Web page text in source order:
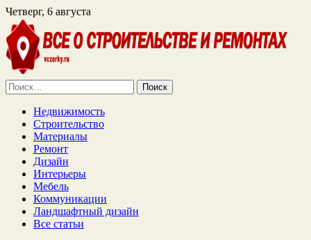
Четверг, 6 августа
Найти:
Недвижимость
Строительство
Материалы
Ремонт
Дизайн
Интерьеры
Мебель
Коммуникации
Ландшафтный дизайн
Все статьи